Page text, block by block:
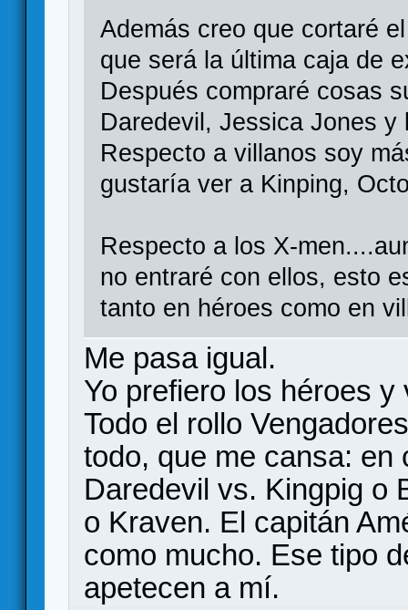
Además creo que cortaré
que será la última caja de
Después compraré cosas
Daredevil, Jessica Jones
Respecto a villanos soy
gustaría ver a Kinping,
Respecto a los X-
no entraré con ellos, esto
tanto en héroes como en
Me pasa igual.
Yo prefiero los héroes
Todo el rollo
todo, que me cansa: en
Daredevil vs. Kingpig o
o Kraven. El capitán
como mucho. Ese tipo
apetecen a mí.